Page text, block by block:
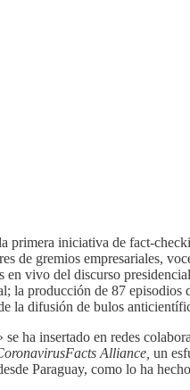
primera iniciativa de fact-
de gremios empresariales,
en vivo del discurso
la producción de 87
la difusión de bulos
se ha insertado en redes
Alliance, un
Paraguay, como lo ha